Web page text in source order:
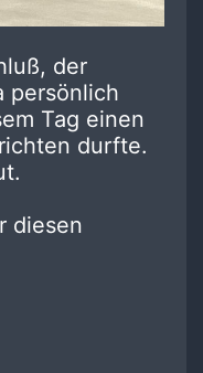
der
persönlich
Tag einen
durfte.
diesen